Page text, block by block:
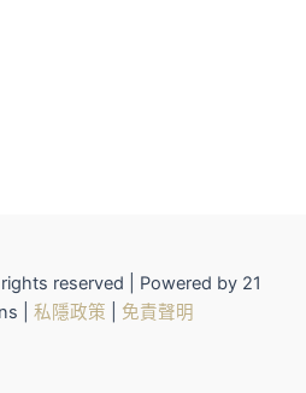
reserved | Powered by 21
| 私隱政策 免責聲明